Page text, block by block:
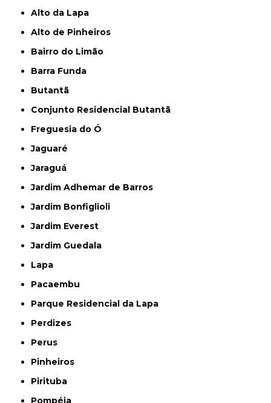
Alto da Lapa
Alto de Pinheiros
Bairro do Limão
Barra Funda
Butantã
Conjunto Residencial Butantã
Freguesia do Ó
Jaguaré
Jaraguá
Jardim Adhemar de Barros
Jardim Bonfiglioli
Jardim Everest
Jardim Guedala
Lapa
Pacaembu
Parque Residencial da Lapa
Perdizes
Perus
Pinheiros
Pirituba
Pompéia